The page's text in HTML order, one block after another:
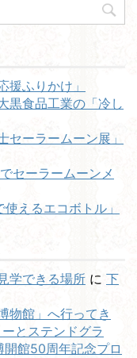
援ふりかけ」
黒食品工業の「冷し
ーラームーン展」
セーラームーンメ
えるエコボトル」
学できる場所 に 下
物館」へ行ってき
とステンドグラ
開館50周年記念プロ